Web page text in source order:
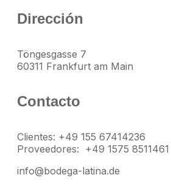
Dirección
Töngesgasse 7
60311 Frankfurt am Main
Contacto
Clientes: +49 155 67414236
Proveedores: +49 1575 8511461
info@bodega-latina.de